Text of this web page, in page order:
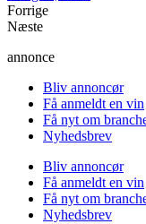
Forrige
Næste
annonce
Bliv annoncør
Få anmeldt en vin
Få nyt om
Nyhedsbrev
Bliv annoncør
Få anmeldt en vin
Få nyt om
Nyhedsbrev